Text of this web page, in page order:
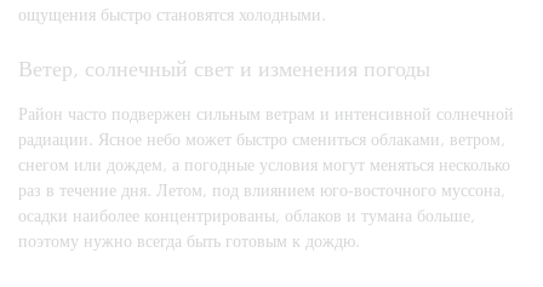
ощущения быстро становятся холодными.
Ветер, солнечный свет и изменения погоды
Район часто подвержен сильным ветрам и интенсивной солнечной
радиации. Ясное небо может быстро смениться облаками, ветром,
снегом или дождем, а погодные условия могут меняться несколько
раз в течение дня. Летом, под влиянием юго-восточного муссона,
осадки наиболее концентрированы, облаков и тумана больше,
поэтому нужно всегда быть готовым к дождю.